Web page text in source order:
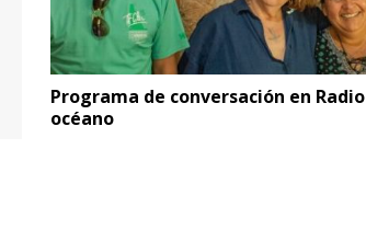
Programa de conversación en Radio
océano